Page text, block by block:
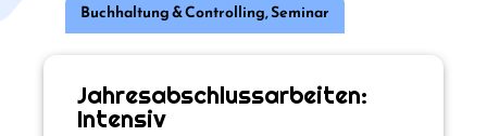
Buchhaltung & Controlling,Seminar
Jahresabschlussarbeiten:
Intensiv